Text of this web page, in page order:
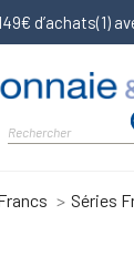
d’achats(1)
Séries